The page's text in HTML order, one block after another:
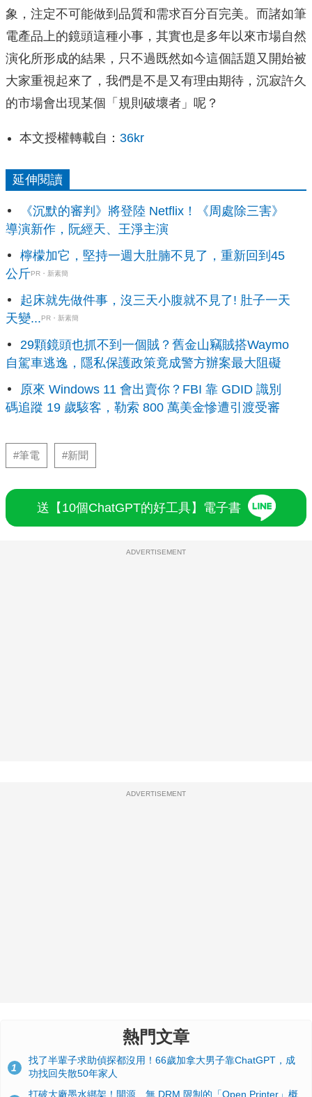
象，注定不可能做到品質和需求百分百完美。而諸如筆
電產品上的鏡頭這種小事，其實也是多年以來市場自然
演化所形成的結果，只不過既然如今這個話題又開始被
大家重視起來了，我們是不是又有理由期待，沉寂許久
的市場會出現某個「規則破壞者」呢？
本文授權轉載自： 36kr
延伸閱讀
《沉默的審判》將登陸 Netflix！《周處除三害》
導演新作，阮經天、王淨主演
檸檬加它，堅持一週大肚腩不見了，重新回到45
公斤PR・新素簡
起床就先做件事，沒三天小腹就不見了! 肚子一天
天變...PR・新素簡
29顆鏡頭也抓不到一個賊？舊金山竊賊搭Waymo
自駕車逃逸，隱私保護政策竟成警方辦案最大阻礙
原來 Windows 11 會出賣你？FBI 靠 GDID 識別
碼追蹤 19 歲駭客，勒索 800 萬美金慘遭引渡受審
#筆電 #新聞
送【10個ChatGPT的好工具】電子書
ADVERTISEMENT
ADVERTISEMENT
熱門文章
1
找了半輩子求助偵探都沒用！66歲加拿大男子靠ChatGPT，成
功找回失散50年家人
打破大廠墨水綁架！開源、無 DRM 限制的「Open Printer」概